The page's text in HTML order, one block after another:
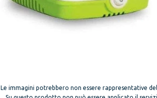
Le immagini potrebbero non essere rappresentative